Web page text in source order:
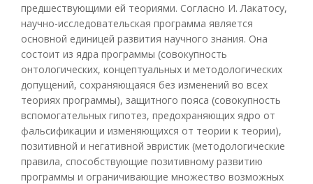
предшествующими ей теориями. Согласно И. Лакатосу,
научно-исследовательская программа является
основной единицей развития научного знания. Она
состоит из ядра программы (совокупность
онтологических, концептуальных и методологических
допущений, сохраняющаяся без изменений во всех
теориях программы), защитного пояса (совокупность
вспомогательных гипотез, предохраняющих ядро от
фальсификации и изменяющихся от теории к теории),
позитивной и негативной эвристик (методологические
правила, способствующие позитивному развитию
программы и ограничивающие множество возможных